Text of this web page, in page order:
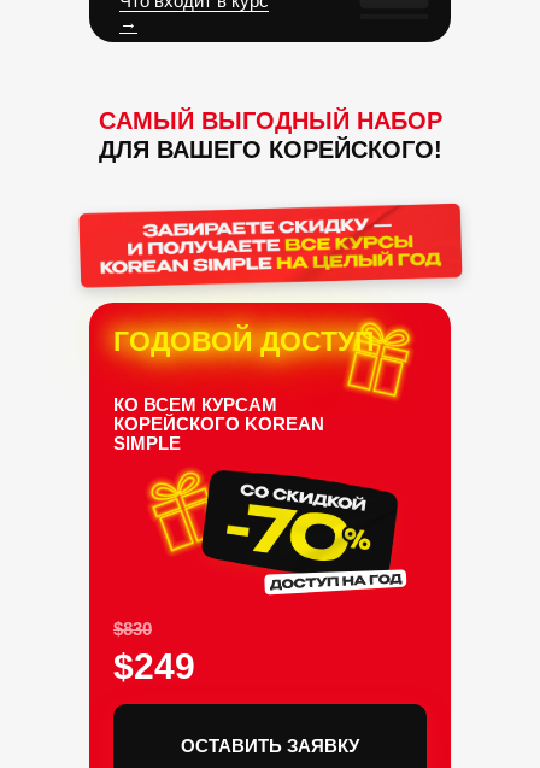
→
САМЫЙ ВЫГОДНЫЙ НАБОР
ДЛЯ ВАШЕГО КОРЕЙСКОГО!
$830
$249
ГОДОВОЙ ДОСТУП
КО ВСЕМ КУРСАМ
КОРЕЙСКОГО KOREAN
SIMPLE
ОСТАВИТЬ ЗАЯВКУ